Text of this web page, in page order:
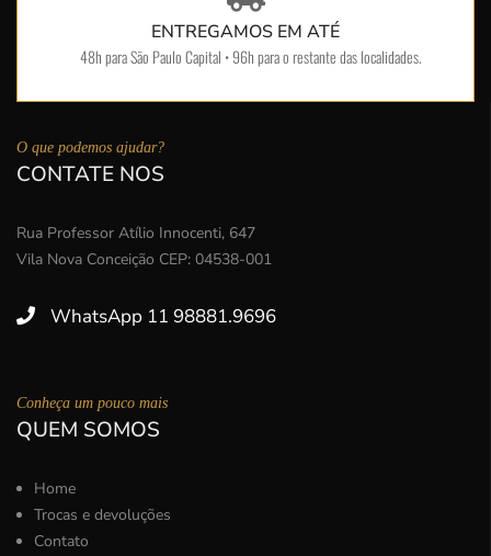
ENTREGAMOS EM ATÉ
48h para São Paulo Capital • 96h para o restante das localidades.
O que podemos ajudar?
CONTATE NOS
Rua Professor Atílio Innocenti, 647
Vila Nova Conceição CEP: 04538-001
WhatsApp 11 98881.9696
Conheça um pouco mais
QUEM SOMOS
Home
Trocas e devoluções
Contato